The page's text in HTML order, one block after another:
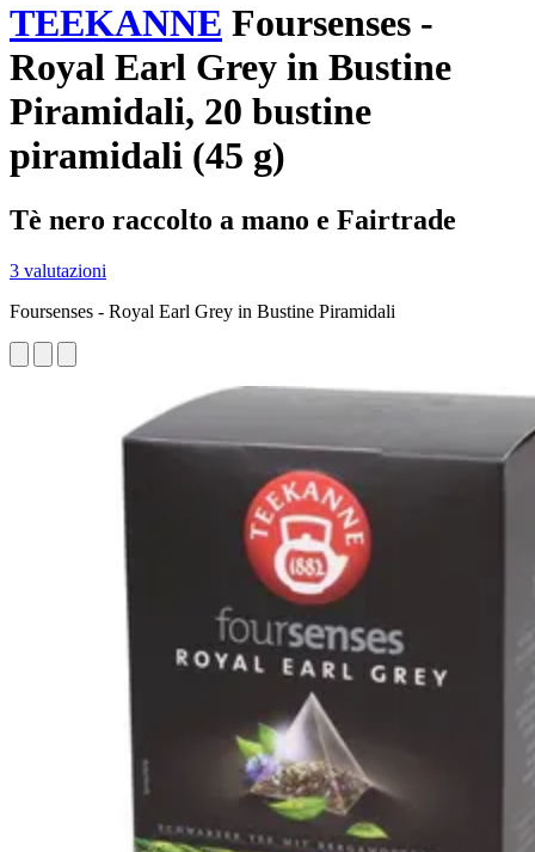
TEEKANNE Foursenses -
Royal Earl Grey in Bustine
Piramidali, 20 bustine
piramidali (45 g)
Tè nero raccolto a mano e Fairtrade
3 valutazioni
Foursenses - Royal Earl Grey in Bustine Piramidali